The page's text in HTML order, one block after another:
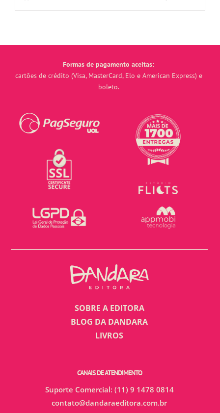
Formas de pagamento aceitas:
cartões de crédito (Visa, MasterCard, Elo e American Express) e
boleto.
SOBRE A EDITORA
BLOG DA DANDARA
LIVROS
CANAIS DE ATENDIMENTO
Suporte Comercial: (11) 9 1478 0814
contato@dandaraeditora.com.br